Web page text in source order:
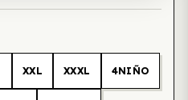
XXL XXXL 4NIÑO